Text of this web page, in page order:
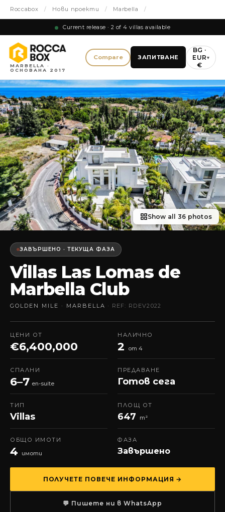
Roccabox / Нови проекти / Marbella /
Current release · 2 of 4 villas available
MARBELLA ·
ОСНОВАНА 2017
Compare ЗАПИТВАНЕ
BG ·
EUR
€
▾
Show all 36 photos
ЗАВЪРШЕНО · ТЕКУЩА ФАЗА
Villas Las Lomas de
Marbella Club
GOLDEN MILE · MARBELLA · REF: RDEV2022
ЦЕНИ ОТ
€6,400,000
НАЛИЧНО
2 от 4
СПАЛНИ
6–7 en-suite
ПРЕДАВАНЕ
Готов сега
ТИП
Villas
ПЛОЩ ОТ
647 m²
ОБЩО ИМОТИ
4 имоти
ФАЗА
Завършено
ПОЛУЧЕТЕ ПОВЕЧЕ ИНФОРМАЦИЯ →
💬 Пишете ни в WhatsApp